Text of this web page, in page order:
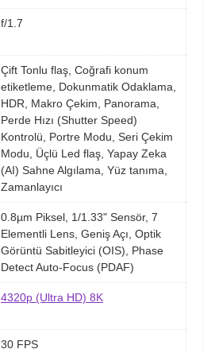
f/1.7
Çift Tonlu flaş, Coğrafi konum
etiketleme, Dokunmatik Odaklama,
HDR, Makro Çekim, Panorama,
Perde Hızı (Shutter Speed)
Kontrolü, Portre Modu, Seri Çekim
Modu, Üçlü Led flaş, Yapay Zeka
(AI) Sahne Algılama, Yüz tanıma,
Zamanlayıcı
0.8µm Piksel, 1/1.33" Sensör, 7
Elementli Lens, Geniş Açı, Optik
Görüntü Sabitleyici (OIS), Phase
Detect Auto-Focus (PDAF)
4320p (Ultra HD) 8K
30 FPS